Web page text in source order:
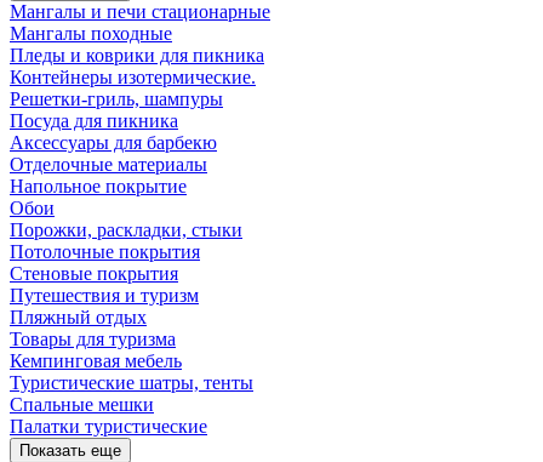
Мангалы и печи стационарные
Мангалы походные
Пледы и коврики для пикника
Контейнеры изотермические.
Решетки-гриль, шампуры
Посуда для пикника
Аксессуары для барбекю
Отделочные материалы
Напольное покрытие
Обои
Порожки, раскладки, стыки
Потолочные покрытия
Стеновые покрытия
Путешествия и туризм
Пляжный отдых
Товары для туризма
Кемпинговая мебель
Туристические шатры, тенты
Спальные мешки
Палатки туристические
Показать еще